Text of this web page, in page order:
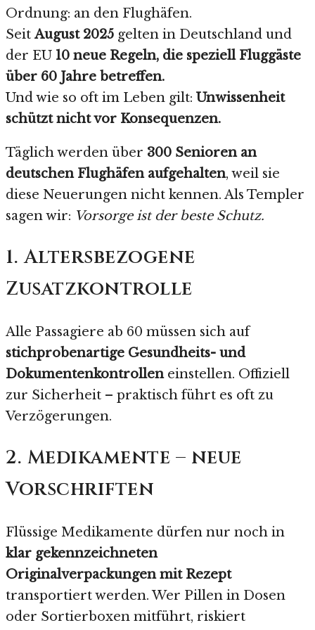
Ordnung: an den Flughäfen.
Seit August 2025 gelten in Deutschland und
der EU 10 neue Regeln, die speziell Fluggäste
über 60 Jahre betreffen.
Und wie so oft im Leben gilt: Unwissenheit
schützt nicht vor Konsequenzen.
Täglich werden über 300 Senioren an
deutschen Flughäfen aufgehalten, weil sie
diese Neuerungen nicht kennen. Als Templer
sagen wir: Vorsorge ist der beste Schutz.
1. Altersbezogene
Zusatzkontrolle
Alle Passagiere ab 60 müssen sich auf
stichprobenartige Gesundheits- und
Dokumentenkontrolleneinstellen. Offiziell
zur Sicherheit – praktisch führt es oft zu
Verzögerungen.
2. Medikamente – neue
Vorschriften
Flüssige Medikamente dürfen nur noch in
klar gekennzeichneten
Originalverpackungen mit Rezept
transportiert werden. Wer Pillen in Dosen
oder Sortierboxen mitführt, riskiert